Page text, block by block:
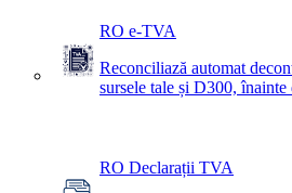
RO e-TVA
Reconciliază automat
sursele tale și D300,
RO Declarații TVA